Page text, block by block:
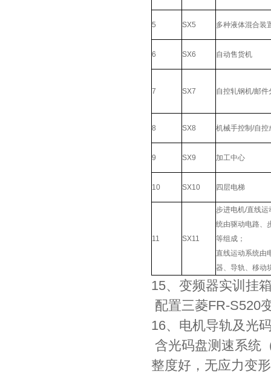
5 SX5 多种液体混合装
6 SX6 自动售货机
7 SX7 自控轧钢机/邮件
8 SX8 机械手控制/自控
9 SX9 加工中心
10 SX10 四层电梯
11 SX11
步进电机/直线
统由驱动电路、
等组成；
直线运动系统由
器、导轨、移动
15、变频器实训挂
配置三菱FR-S520
16、电机导轨及光
含光码盘测速系统
整度好，无应力变